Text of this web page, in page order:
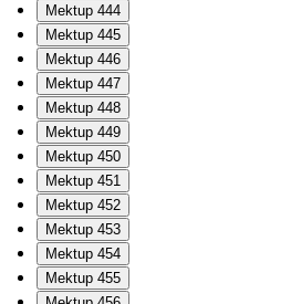
Mektup 444
Mektup 445
Mektup 446
Mektup 447
Mektup 448
Mektup 449
Mektup 450
Mektup 451
Mektup 452
Mektup 453
Mektup 454
Mektup 455